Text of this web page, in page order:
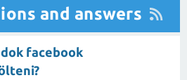
and answers
facebook